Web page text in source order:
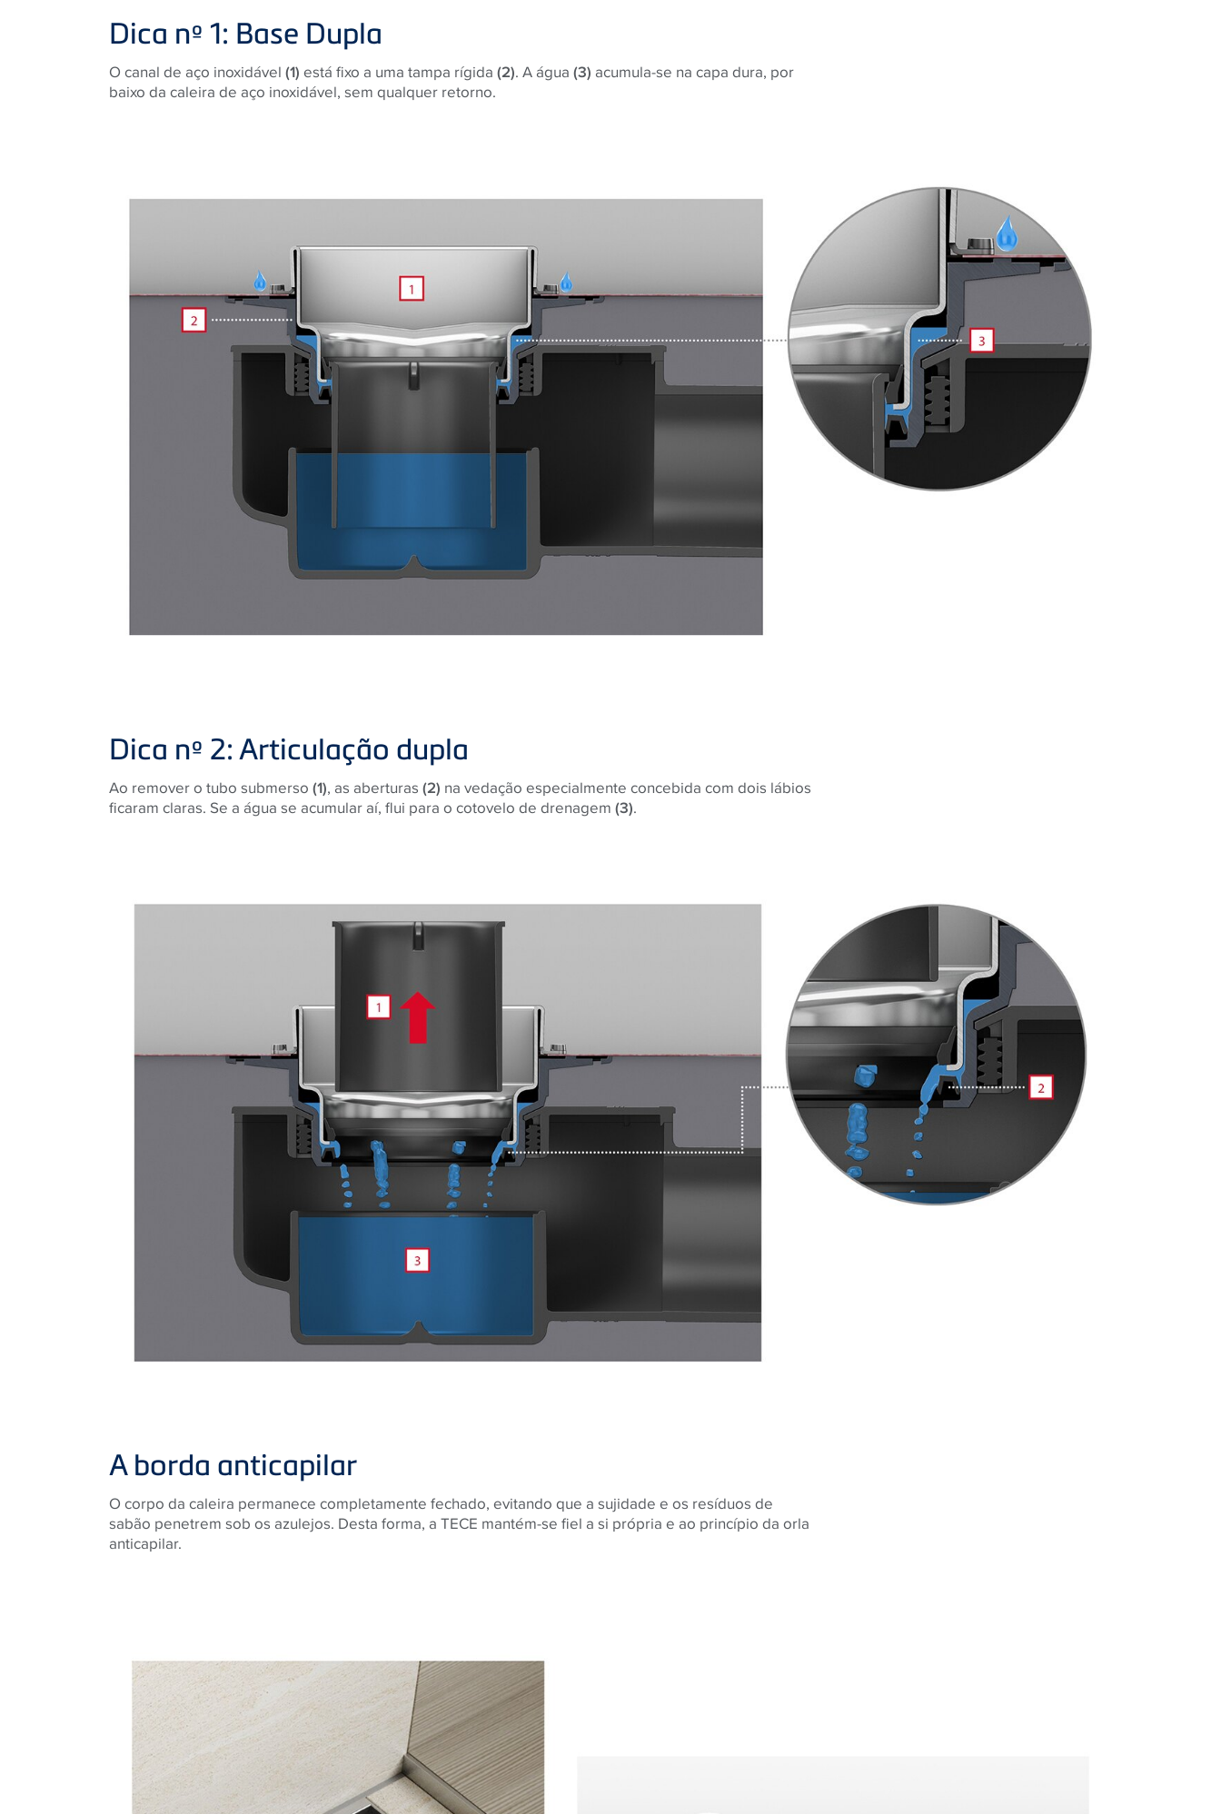
Dica nº 1: Base Dupla
O canal de aço inoxidável (1) está fixo a uma tampa rígida (2). A água (3) acumula-se na capa dura, por
baixo da caleira de aço inoxidável, sem qualquer retorno.
Dica nº 2: Articulação dupla
Ao remover o tubo submerso (1), as aberturas (2) na vedação especialmente concebida com dois lábios
ficaram claras. Se a água se acumular aí, flui para o cotovelo de drenagem (3).
A borda anticapilar
O corpo da caleira permanece completamente fechado, evitando que a sujidade e os resíduos de
sabão penetrem sob os azulejos. Desta forma, a TECE mantém-se fiel a si própria e ao princípio da orla
anticapilar.